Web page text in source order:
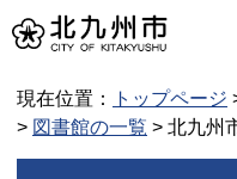
現在位置： トップページ
> 図書館の一覧 > 北九州